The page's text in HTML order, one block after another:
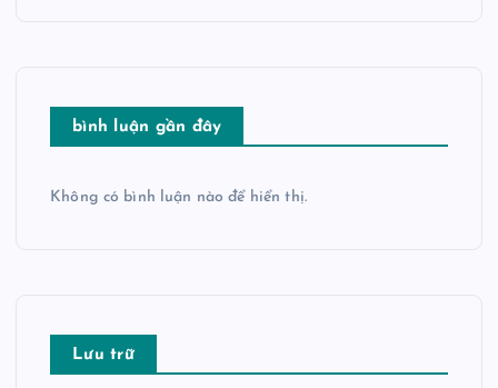
bình luận gần đây
Không có bình luận nào để hiển thị.
Lưu trữ